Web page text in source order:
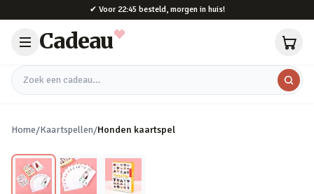
✔ Voor 22:45 besteld, morgen in huis!
Cadeau
Zoek een cadeau
Home/Kaartspellen/Honden kaartspel